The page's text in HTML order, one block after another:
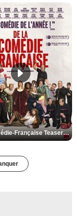
De la Comédie-Française Teaser VF